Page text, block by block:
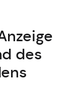
des